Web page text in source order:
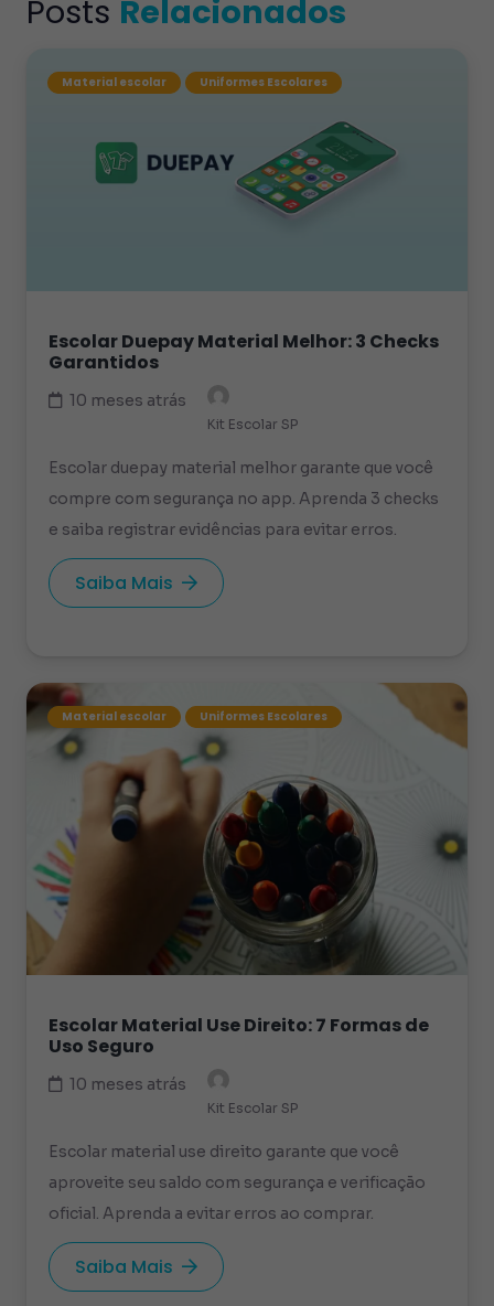
Posts Relacionados
Material escolar Uniformes Escolares
Escolar Duepay Material Melhor: 3 Checks
Garantidos
10 meses atrás
Kit Escolar SP
Escolar duepay material melhor garante que você
compre com segurança no app. Aprenda 3 checks
e saiba registrar evidências para evitar erros.
Saiba Mais
Material escolar Uniformes Escolares
Escolar Material Use Direito: 7 Formas de
Uso Seguro
10 meses atrás
Kit Escolar SP
Escolar material use direito garante que você
aproveite seu saldo com segurança e verificação
oficial. Aprenda a evitar erros ao comprar.
Saiba Mais